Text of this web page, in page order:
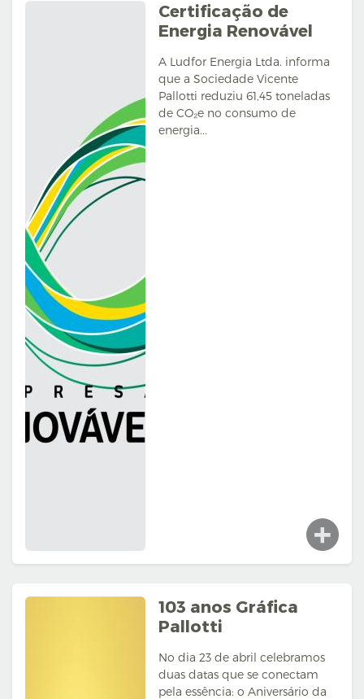
Certificação de
Energia Renovável
A Ludfor Energia Ltda. informa
que a Sociedade Vicente
Pallotti reduziu 61,45 toneladas
de CO₂e no consumo de
energia...
103 anos Gráfica
Pallotti
No dia 23 de abril celebramos
duas datas que se conectam
pela essência: o Aniversário da